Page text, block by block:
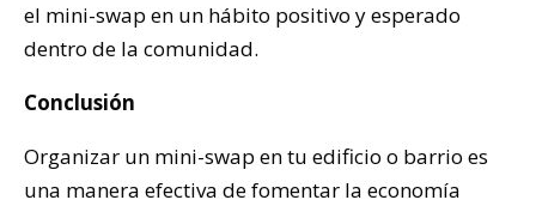
el mini-swap en un hábito positivo y esperado
dentro de la comunidad.
Conclusión
Organizar un mini-swap en tu edificio o barrio es
una manera efectiva de fomentar la economía